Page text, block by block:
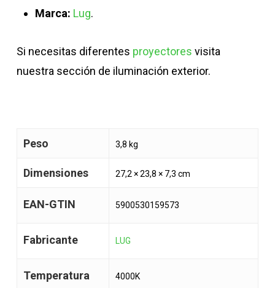
Marca: Lug.
Si necesitas diferentes proyectores visita
nuestra sección de iluminación exterior.
Peso 3,8 kg
Dimensiones 27,2 × 23,8 × 7,3 cm
EAN-GTIN 5900530159573
Fabricante LUG
Temperatura 4000K